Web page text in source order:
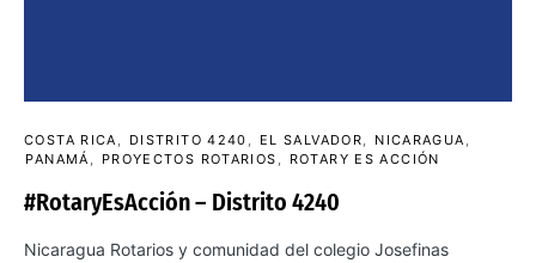
COSTA RICA DISTRITO 4240 EL SALVADOR
NICARAGUA
PANAMÁ
PROYECTOS ROTARIOS ROTARY ES ACCIÓN
#RotaryEsAcción – Distrito 4240
Nicaragua Rotarios y comunidad del colegio Josefinas